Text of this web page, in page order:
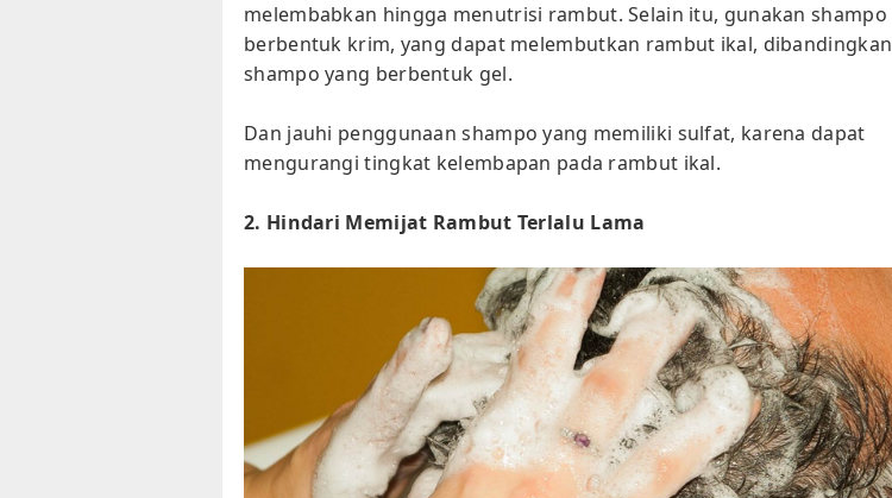
melembabkan hingga menutrisi rambut. Selain itu, gunakan shampo
berbentuk krim, yang dapat melembutkan rambut ikal, dibandingkan
shampo yang berbentuk gel.
Dan jauhi penggunaan shampo yang memiliki sulfat, karena dapat
mengurangi tingkat kelembapan pada rambut ikal.
2. Hindari Memijat Rambut Terlalu Lama